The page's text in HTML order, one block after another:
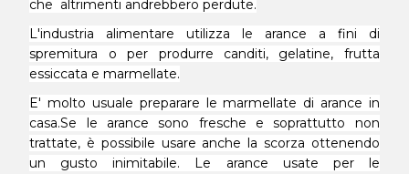
che altrimenti andrebbero perdute.
L'industria alimentare utilizza le arance a fini di
spremitura o per produrre canditi, gelatine, frutta
essiccata e marmellate.
E' molto usuale preparare le marmellate di arance in
casa.Se le arance sono fresche e soprattutto non
trattate, è possibile usare anche la scorza ottenendo
un gusto inimitabile. Le arance usate per le